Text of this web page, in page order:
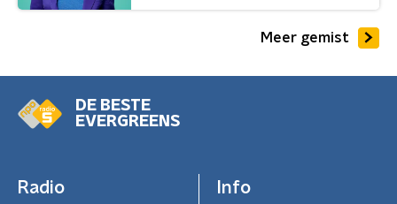
Meer gemist
DE BESTE
EVERGREENS
Radio Info